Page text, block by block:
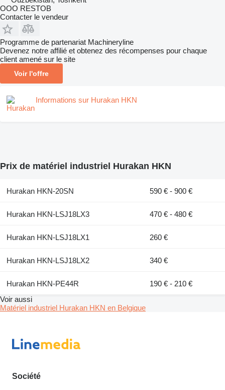
OOO RESTOB
Contacter le vendeur
Programme de partenariat Machineryline
Devenez notre affilié et obtenez des récompenses pour chaque
client amené sur le site
Voir l'offre
Informations sur Hurakan HKN
Prix de matériel industriel Hurakan HKN
Hurakan HKN-20SN 590 € - 900 €
Hurakan HKN-LSJ18LX3 470 € - 480 €
Hurakan HKN-LSJ18LX1 260 €
Hurakan HKN-LSJ18LX2 340 €
Hurakan HKN-PE44R
190 € - 210 €
Voir aussi
Matériel industriel Hurakan HKN en Belgique
Société